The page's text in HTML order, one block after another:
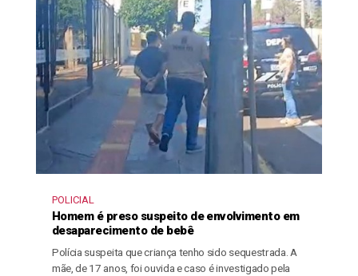
POLICIAL
Homem é preso suspeito de envolvimento em
desaparecimento de bebê
Polícia suspeita que criança tenho sido sequestrada. A
mãe, de 17 anos, foi ouvida e caso é investigado pela